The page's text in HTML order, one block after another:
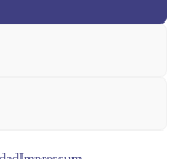
253/26